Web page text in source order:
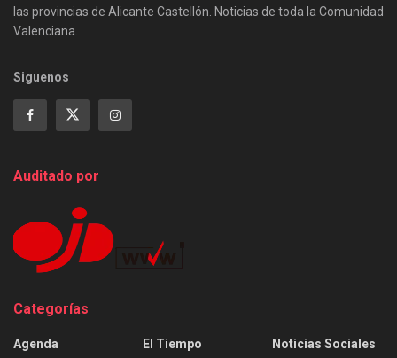
las provincias de Alicante Castellón. Noticias de toda la Comunidad
Valenciana.
Siguenos
Auditado por
Categorías
Agenda
El Tiempo
Noticias Sociales